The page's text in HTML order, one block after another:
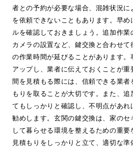
者との予約が必要な場合、混雑状況
を依頼できないこともあります。早
ルを確認しておきましょう。追加作
カメラの設置など、鍵交換と合わせ
の作業時間が延びることがあります。
アップし、業者に伝えておくことが
間を見積もる際には、信頼できる業
もりを取ることが大切です。また、
てもしっかりと確認し、不明点があ
勧めします。玄関の鍵交換は、家の
して暮らせる環境を整えるための重
見積もりをしっかりと立て、適切な